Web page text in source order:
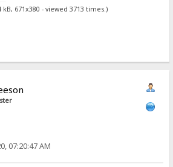
kB, 671x380 - viewed 3713 times.)
07:20:47 AM